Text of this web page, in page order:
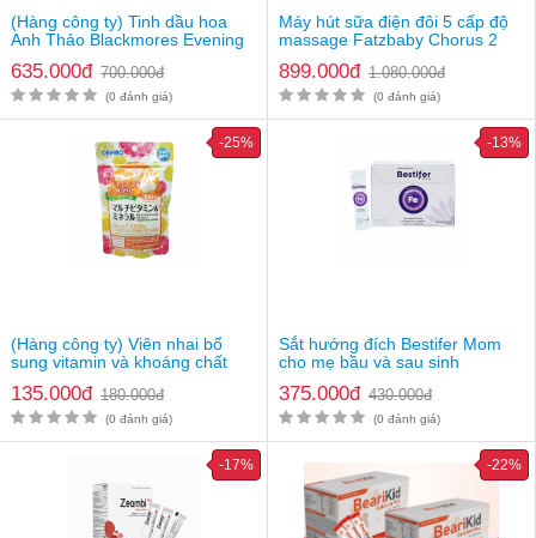
(Hàng công ty) Tinh dầu hoa
Anh Thảo Blackmores Evening
635.000đ 700.000đ
(0 đánh giá)
Máy hút sữa điện đôi 5 cấp độ
massage Fatzbaby Chorus 2
899.000đ 1.080.000đ
(0 đánh giá)
(Hàng công ty) Viên nhai bổ
sung vitamin và khoáng chất
135.000đ 180.000đ
-25%
(0 đánh giá)
Sắt hướng đích Bestifer Mom
cho mẹ bầu và sau sinh
375.000đ 430.000đ
-13%
(0 đánh giá)
-17% -22%